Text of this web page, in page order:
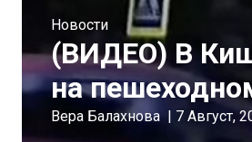
Новости
(ВИДЕО) В
на
Вера Балахнова | 7 Август,